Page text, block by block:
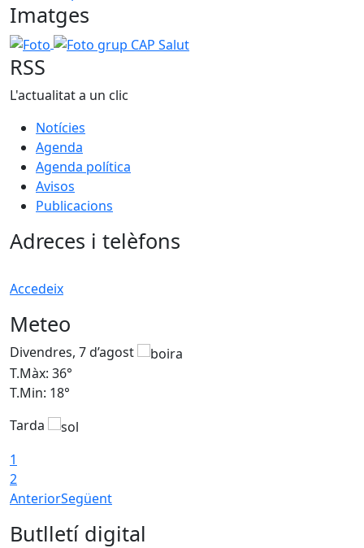
Imatges
Foto Foto grup CAP Salut
RSS
L'actualitat a un clic
Notícies
Agenda
Agenda política
Avisos
Publicacions
Adreces i telèfons
Accedeix
Meteo
Divendres, 7 d’agost
T.Màx: 36°
T.Min: 18°
Tarda
1
2
AnteriorSegüent
Butlletí digital